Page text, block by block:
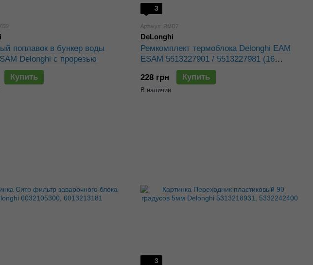
поплавок в бункер воды
Delonghi с прорезью
Купить
3
Артикул: RMD7
DeLonghi
Ремкомплект термоблока Delonghi EAM
ESAM 5513227901 / 5513227981 (16
уплотнителей)
228 грн
Купить
В наличии
3